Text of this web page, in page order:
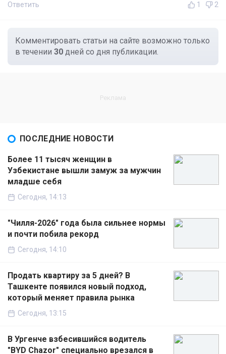
Ответить 1 2
Комментировать статьи на сайте возможно только
в течении 30 дней со дня публикации.
ПОСЛЕДНИЕ НОВОСТИ
Более 11 тысяч женщин в
Узбекистане вышли замуж за мужчин
младше себя
Сегодня, 14:13
"Чилля-2026" года была сильнее нормы
и почти побила рекорд
Сегодня, 14:10
Продать квартиру за 5 дней? В
Ташкенте появился новый подход,
который меняет правила рынка
Сегодня, 13:15
В Ургенче взбесившийся водитель
"BYD Chazor" специально врезался в